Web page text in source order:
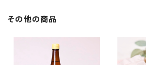
その他の商品